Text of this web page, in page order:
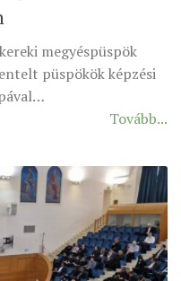
megyéspüspök
püspökök képzési
Tovább...